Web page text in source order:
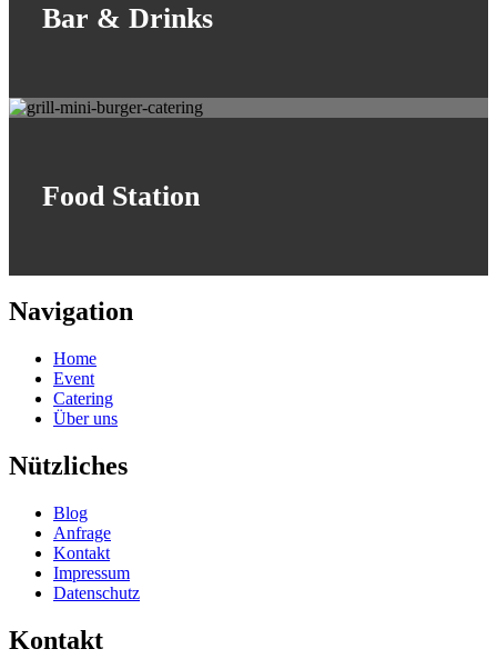
Bar & Drinks
Food Station
Navigation
Home
Event
Catering
Über uns
Nützliches
Blog
Anfrage
Kontakt
Impressum
Datenschutz
Kontakt